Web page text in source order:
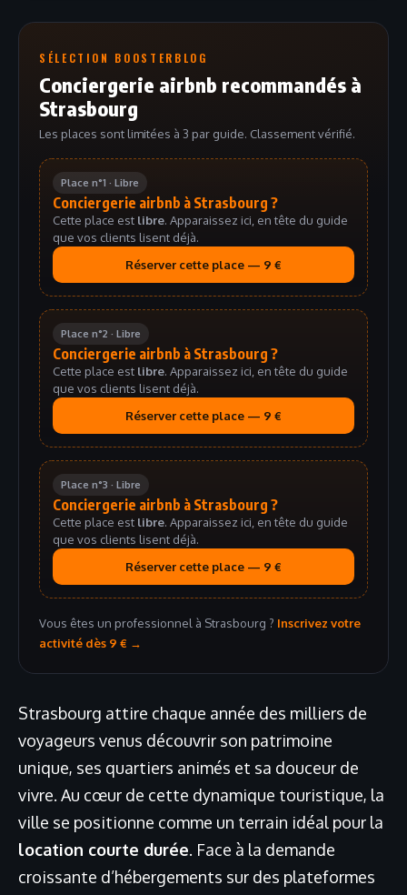
SÉLECTION BOOSTERBLOG
Conciergerie airbnb recommandés à
Strasbourg
Les places sont limitées à 3 par guide. Classement vérifié.
Place n°1 · Libre
Conciergerie airbnb à Strasbourg ?
Cette place est libre. Apparaissez ici, en tête du guide
que vos clients lisent déjà.
Réserver cette place — 9 €
Place n°2 · Libre
Conciergerie airbnb à Strasbourg ?
Cette place est libre. Apparaissez ici, en tête du guide
que vos clients lisent déjà.
Réserver cette place — 9 €
Place n°3 · Libre
Conciergerie airbnb à Strasbourg ?
Cette place est libre. Apparaissez ici, en tête du guide
que vos clients lisent déjà.
Réserver cette place — 9 €
Vous êtes un professionnel à Strasbourg ? Inscrivez votre
activité dès 9 € →
Strasbourg attire chaque année des milliers de
voyageurs venus découvrir son patrimoine
unique, ses quartiers animés et sa douceur de
vivre. Au cœur de cette dynamique touristique, la
ville se positionne comme un terrain idéal pour la
location courte durée. Face à la demande
croissante d’hébergements sur des plateformes